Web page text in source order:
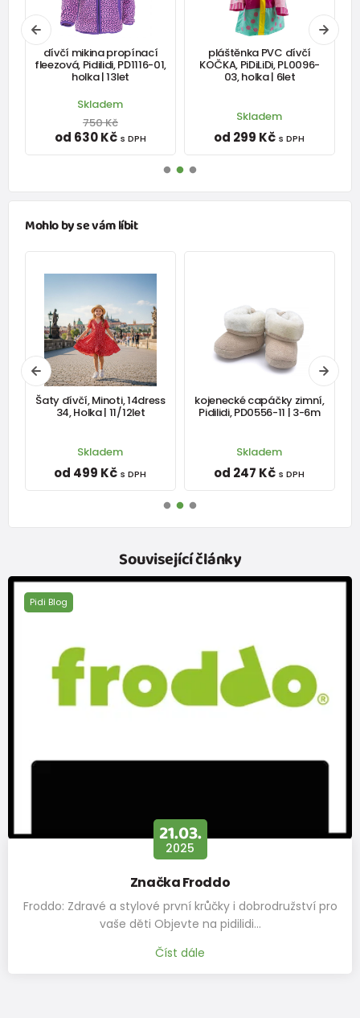
dívčí mikina propínací
fleezová, Pidilidi, PD1116-01,
holka | 13let
Skladem
750 Kč
od 630 Kč s DPH
pláštěnka PVC dívčí
KOČKA, PiDiLiDi, PL0096-
03, holka | 6let
Skladem
od 299 Kč s DPH
Mohlo by se vám líbit
Šaty dívčí, Minoti, 14dress
34, Holka | 11/12let
Skladem
od 499 Kč s DPH
kojenecké capáčky zimní,
Pidilidi, PD0556-11 | 3-6m
Skladem
od 247 Kč s DPH
Související články
Pidi Blog
21.03.
2025
Značka Froddo
Froddo: Zdravé a stylové první krůčky i dobrodružství pro
vaše děti Objevte na pidilidi…
Číst dále